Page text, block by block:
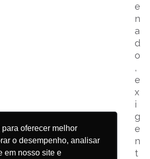
oferecer melhor
o desempenho, analisar
em nosso site e
e
n
a
d
o
,
e
x
i
g
e
n
t